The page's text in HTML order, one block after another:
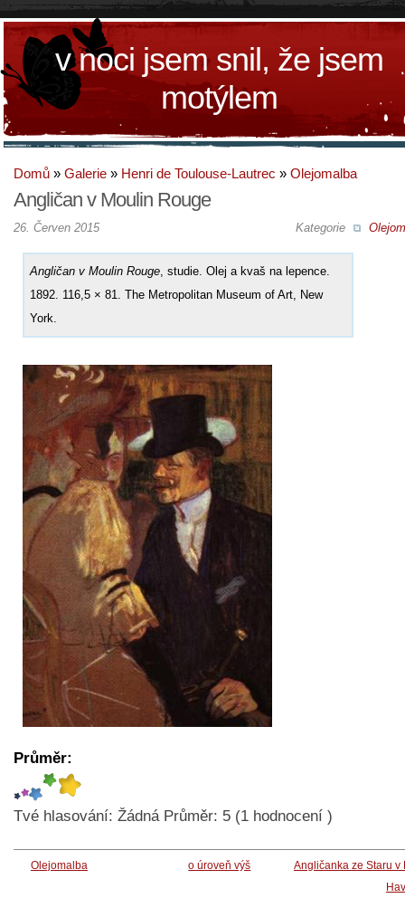
v noci jsem snil, že jsem
motýlem
Domů » Galerie » Henri de Toulouse-Lautrec » Olejomalba
Angličan v Moulin Rouge
Kategorie
26. Červen 2015
Angličan v Moulin Rouge , studie. Olej a kvaš na lepence.
1892. 116,5 × 81. The Metropolitan Museum of Art, New
York.
Průměr:
Tvé hlasování: Žádná Průměr: 5 (1 hodnocení )
Olejomalba o úroveň výš
Angličanka ze Staru v